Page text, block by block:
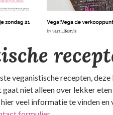
veganistische recepten,
niet alleen over lekker
veel informatie te vinden